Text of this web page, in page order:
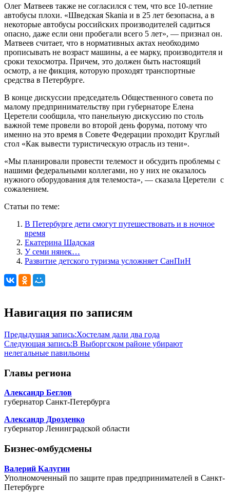
Олег Матвеев также не согласился с тем, что все 10-летние
автобусы плохи. «Шведская Skania и в 25 лет безопасна, а в
некоторые автобусы российских производителей садиться
опасно, даже если они пробегали всего 5 лет», — признал он.
Матвеев считает, что в нормативных актах необходимо
прописывать не возраст машины, а ее марку, производителя и
сроки техосмотра. Причем, это должен быть настоящий
осмотр, а не фикция, которую проходят транспортные
средства в Петербурге.
В конце дискуссии председатель Общественного совета по
малому предпринимательству при губернаторе Елена
Церетели сообщила, что панельную дискуссию по столь
важной теме провели во второй день форума, потому что
именно на это время в Совете Федерации проходит Круглый
стол «Как вывести туристическую отрасль из тени».
«Мы планировали провести телемост и обсудить проблемы с
нашими федеральными коллегами, но у них не оказалось
нужного оборудования для телемоста», — сказала Церетели с
сожалением.
Статьи по теме:
В Петербурге дети смогут путешествовать и в ночное
время
Екатерина Шадская
У семи нянек…
Развитие детского туризма усложняет СанПиН
Навигация по записям
Предыдущая запись:Хостелам дали два года
Следующая запись:В Выборгском районе убирают
нелегальные павильоны
Главы региона
Александр Беглов
губернатор Санкт-Петербурга
Александр Дрозденко
губернатор Ленинградской области
Бизнес-омбудсмены
Валерий Калугин
Уполномоченный по защите прав предпринимателей в Санкт-
Петербурге